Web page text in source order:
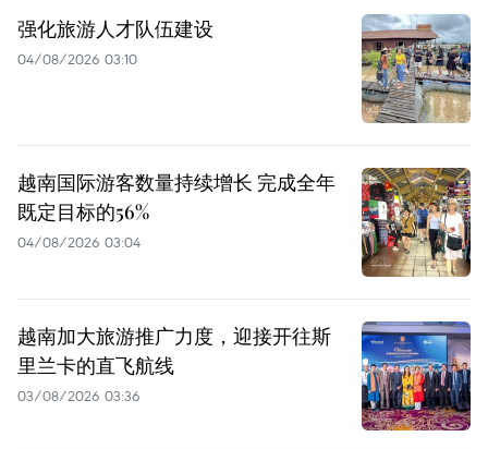
强化旅游人才队伍建设
04/08/2026 03:10
越南国际游客数量持续增长 完成全年
既定目标的56%
04/08/2026 03:04
越南加大旅游推广力度，迎接开往斯
里兰卡的直飞航线
03/08/2026 03:36